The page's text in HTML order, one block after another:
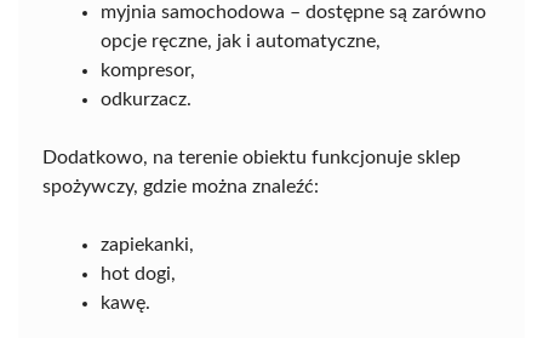
myjnia samochodowa – dostępne są zarówno
opcje ręczne, jak i automatyczne,
kompresor,
odkurzacz.
Dodatkowo, na terenie obiektu funkcjonuje sklep
spożywczy, gdzie można znaleźć:
zapiekanki,
hot dogi,
kawę.